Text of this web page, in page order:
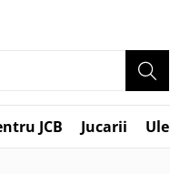
JCB Jucarii